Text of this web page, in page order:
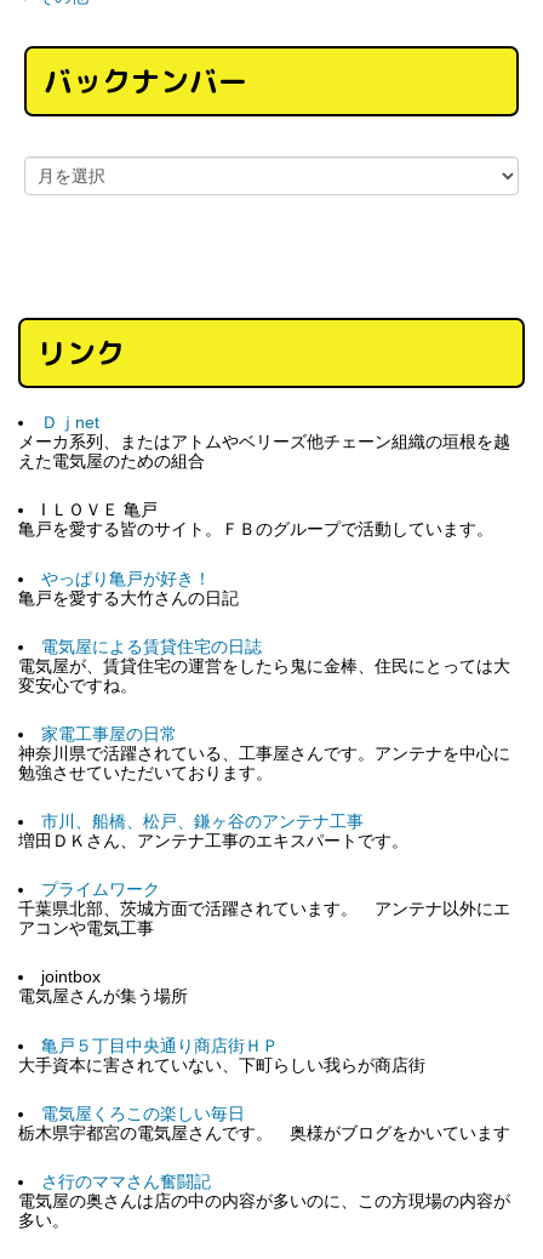
バックナンバー
リンク
Ｄｊnet
メーカ系列、またはアトムやベリーズ他チェーン組織の垣根を越
えた電気屋のための組合
I ＬＯＶＥ 亀戸
亀戸を愛する皆のサイト。ＦＢのグループで活動しています。
やっぱり亀戸が好き！
亀戸を愛する大竹さんの日記
電気屋による賃貸住宅の日誌
電気屋が、賃貸住宅の運営をしたら鬼に金棒、住民にとっては大
変安心ですね。
家電工事屋の日常
神奈川県で活躍されている、工事屋さんです。アンテナを中心に
勉強させていただいております。
市川、船橋、松戸、鎌ヶ谷のアンテナ工事
増田ＤＫさん、アンテナ工事のエキスパートです。
プライムワーク
千葉県北部、茨城方面で活躍されています。 アンテナ以外にエ
アコンや電気工事
jointbox
電気屋さんが集う場所
亀戸５丁目中央通り商店街ＨＰ
大手資本に害されていない、下町らしい我らが商店街
電気屋くろこの楽しい毎日
栃木県宇都宮の電気屋さんです。 奥様がブログをかいています
さ行のママさん奮闘記
電気屋の奥さんは店の中の内容が多いのに、この方現場の内容が
多い。